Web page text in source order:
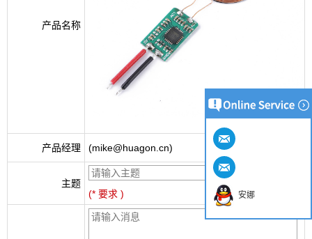
产品名称
产品经理 (mike@huagon.cn)
主题
(* 要求 )
安娜